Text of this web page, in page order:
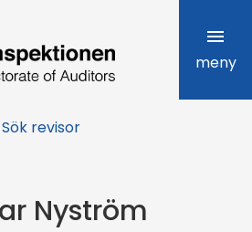
meny
Sök revisor
Nyström